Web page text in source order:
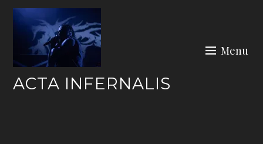
Skip
ACTA INFERNALIS
Menu